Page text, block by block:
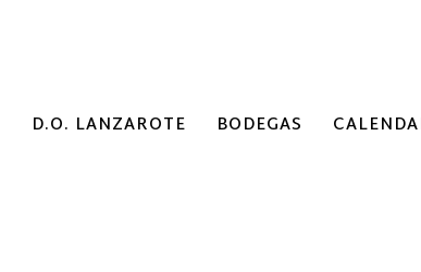
D.O. LANZAROTE BODEGAS